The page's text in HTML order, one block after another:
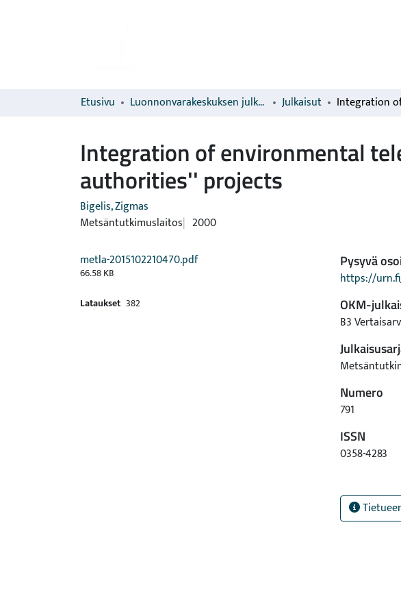
Etusivu Luonnonvarakeskuksen julkaisut Julkaisut
Integration of environmental
authorities'' projects
Bigelis, Zigmas
Metsäntutkimuslaitos 2000
metla-2015102210470.pdf
66.58 KB
Lataukset 382
Pysyvä
https://urn.fi/
OKM-
B3
Numero
791
ISSN
0358-4283